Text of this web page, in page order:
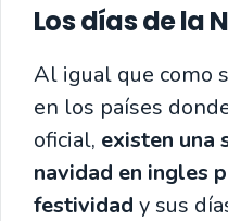
Los días de la
Al igual que como
en los países
oficial, existen una
navidad en ingles
festividad y sus